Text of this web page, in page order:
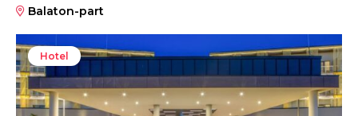
Balaton-part
Hotel